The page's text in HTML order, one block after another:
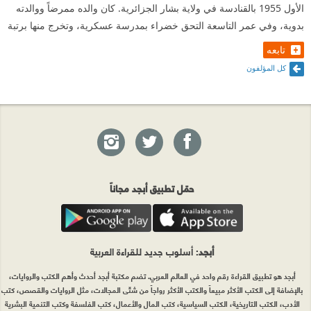
البحر برمال الشاطئ،فهناك اللقاءات المستمرة و
المداعبات و المشاكسات ،و أيضا الحدة و اللين و القرب و
البعد،هو يتمنى أحينا أن يذوب إسم كاف فيزول عن الوجود
تتخاطفه ذكراها،هو مختطف القلب حينما يجول في هذه
الدنيا و هو يتأمل ملامح كاف في كل مكان زاره أو حل
و بخصوص المدارك الإنسانية،فالبطل في آخر الصفحات
يعود لنا كطفل يفضفض لنا عن فعلة شنعاء قام بها،فبعد
أن عرفنا خلفيته الإجتماعية و خلفيته النفسية سنسمع منه
ما إقترفته يداه في وقت مضى،فمسرح جريمته السابقة
غافله و دخل حاضره،فإلتبست عليه رؤيته و إنعدمت
بصيرته،هو رأى فتاة بحاجة للمساعدة فهب لعونها و قام
الأول 1955 بالقنادسة في ولاية بشار الجزائرية. كان والده ممرضاً ووالدته
بدوية، وفي عمر التاسعة التحق خضراء بمدرسة عسكرية، وتخرج منها برتبة
تابعه
كل المؤلفون
حمّل تطبيق أبجد مجاناً
أبجد: أسلوب جديد للقراءة العربية
أبجد هو تطبيق القراءة رقم واحد في العالم العربي. تضم مكتبة أبجد أحدث وأهم الكتب والروايات،
بالإضافة إلى الكتب الأكثر مبيعاً والكتب الأكثر رواجاً من شتّى المجالات، مثل الروايات والقصص، كتب
الأدب، الكتب التاريخية، الكتب السياسية، كتب المال والأعمال، كتب الفلسفة وكتب التنمية البشرية